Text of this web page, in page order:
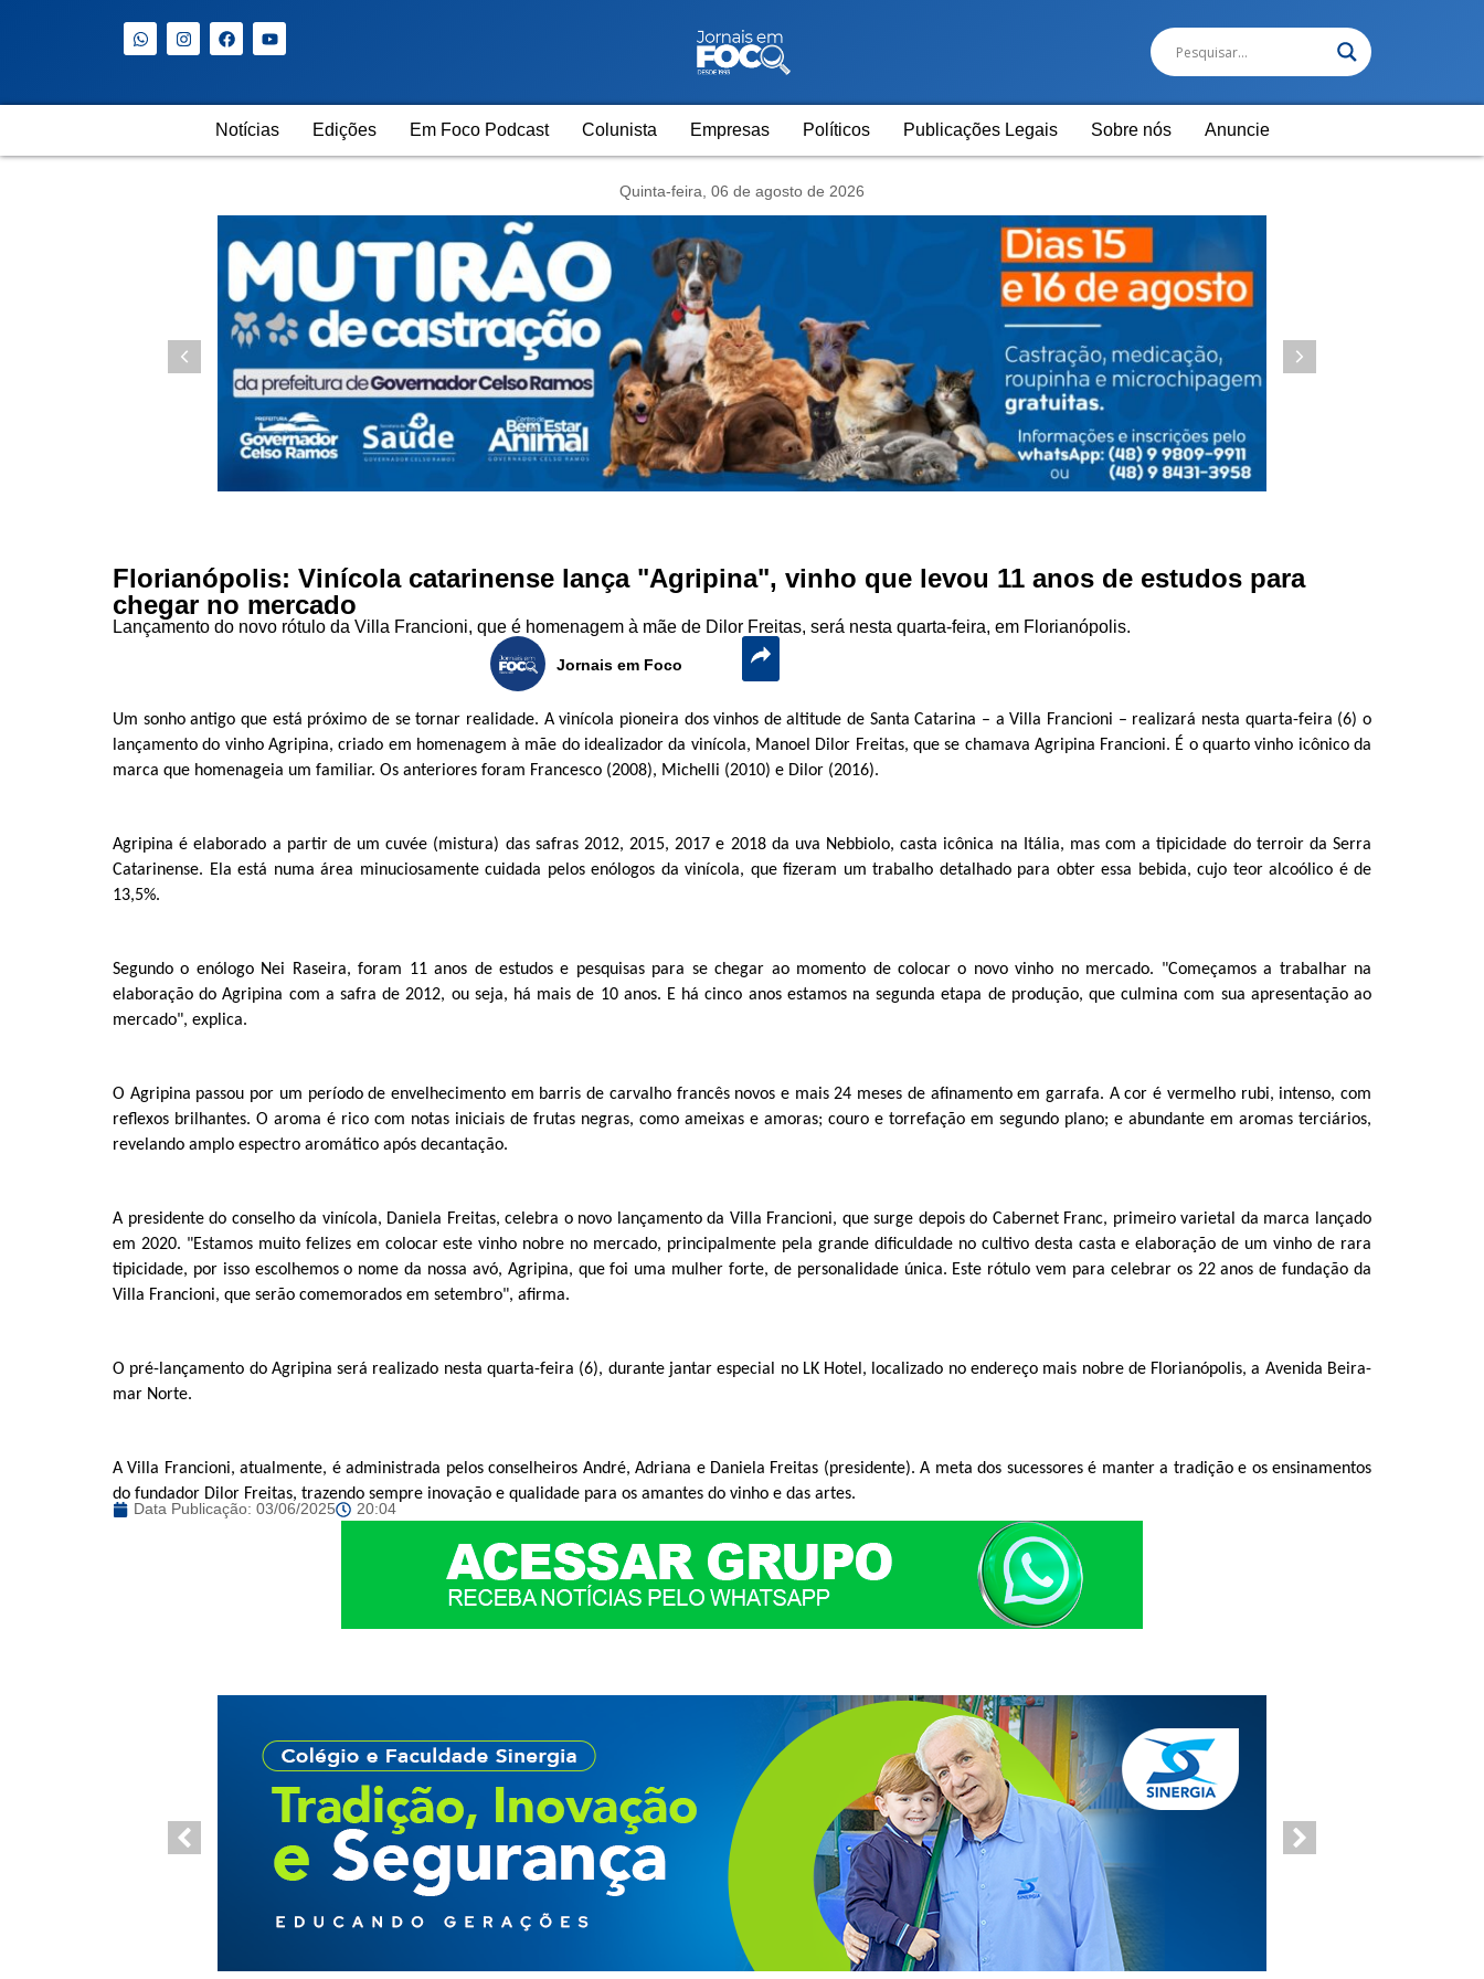
Notícias Edições Em Foco Podcast Colunista Empresas Políticos Publicações Legais Sobre nós Anuncie
Quinta-feira, 06 de agosto de 2026
Florianópolis: Vinícola catarinense lança "Agripina", vinho que levou 11 anos de estudos para
chegar no mercado
Lançamento do novo rótulo da Villa Francioni, que é homenagem à mãe de Dilor Freitas, será nesta quarta-feira, em Florianópolis.
Jornais em Foco
Um sonho antigo que está próximo de se tornar realidade. A vinícola pioneira dos vinhos de altitude de Santa Catarina – a Villa Francioni – realizará nesta quarta-feira (6) o
lançamento do vinho Agripina, criado em homenagem à mãe do idealizador da vinícola, Manoel Dilor Freitas, que se chamava Agripina Francioni. É o quarto vinho icônico da
marca que homenageia um familiar. Os anteriores foram Francesco (2008), Michelli (2010) e Dilor (2016).
Agripina é elaborado a partir de um cuvée (mistura) das safras 2012, 2015, 2017 e 2018 da uva Nebbiolo, casta icônica na Itália, mas com a tipicidade do terroir da Serra
Catarinense. Ela está numa área minuciosamente cuidada pelos enólogos da vinícola, que fizeram um trabalho detalhado para obter essa bebida, cujo teor alcoólico é de
13,5%.
Segundo o enólogo Nei Raseira, foram 11 anos de estudos e pesquisas para se chegar ao momento de colocar o novo vinho no mercado. "Começamos a trabalhar na
elaboração do Agripina com a safra de 2012, ou seja, há mais de 10 anos. E há cinco anos estamos na segunda etapa de produção, que culmina com sua apresentação ao
mercado", explica.
O Agripina passou por um período de envelhecimento em barris de carvalho francês novos e mais 24 meses de afinamento em garrafa. A cor é vermelho rubi, intenso, com
reflexos brilhantes. O aroma é rico com notas iniciais de frutas negras, como ameixas e amoras; couro e torrefação em segundo plano; e abundante em aromas terciários,
revelando amplo espectro aromático após decantação.
A presidente do conselho da vinícola, Daniela Freitas, celebra o novo lançamento da Villa Francioni, que surge depois do Cabernet Franc, primeiro varietal da marca lançado
em 2020. "Estamos muito felizes em colocar este vinho nobre no mercado, principalmente pela grande dificuldade no cultivo desta casta e elaboração de um vinho de rara
tipicidade, por isso escolhemos o nome da nossa avó, Agripina, que foi uma mulher forte, de personalidade única. Este rótulo vem para celebrar os 22 anos de fundação da
Villa Francioni, que serão comemorados em setembro", afirma.
O pré-lançamento do Agripina será realizado nesta quarta-feira (6), durante jantar especial no LK Hotel, localizado no endereço mais nobre de Florianópolis, a Avenida Beira-
mar Norte.
A Villa Francioni, atualmente, é administrada pelos conselheiros André, Adriana e Daniela Freitas (presidente). A meta dos sucessores é manter a tradição e os ensinamentos
do fundador Dilor Freitas, trazendo sempre inovação e qualidade para os amantes do vinho e das artes.
Data Publicação: 03/06/2025 20:04